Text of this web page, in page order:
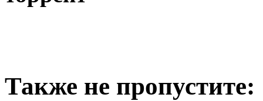
Также не пропустите: